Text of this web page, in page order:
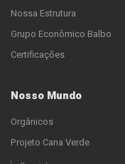
Nossa Estrutura
Grupo Econômico Balbo
Certificações
Nosso Mundo
Orgânicos
Projeto Cana Verde